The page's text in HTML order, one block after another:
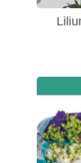
-
-
-
-
-
-
-
-